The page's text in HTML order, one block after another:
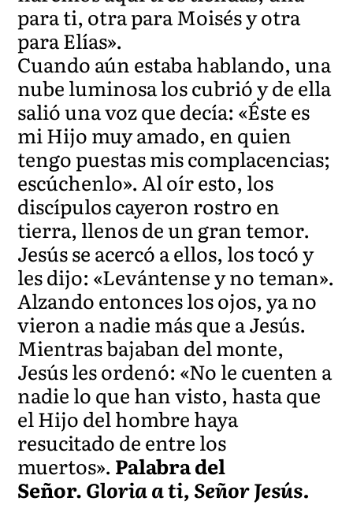
para ti, otra para Moisés y otra
para Elías».
Cuando aún estaba hablando, una
nube luminosa los cubrió y de ella
salió una voz que decía: «Éste es
mi Hijo muy amado, en quien
tengo puestas mis complacencias;
escúchenlo». Al oír esto, los
discípulos cayeron rostro en
tierra, llenos de un gran temor.
Jesús se acercó a ellos, los tocó y
les dijo: «Levántense y no teman».
Alzando entonces los ojos, ya no
vieron a nadie más que a Jesús.
Mientras bajaban del monte,
Jesús les ordenó: «No le cuenten a
nadie lo que han visto, hasta que
el Hijo del hombre haya
resucitado de entre los
muertos». Palabra del
Señor.Gloria a ti, Señor Jesús.